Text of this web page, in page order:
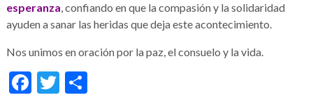
esperanza, confiando en que la compasión y la solidaridad
ayuden a sanar las heridas que deja este acontecimiento.
Nos unimos en oración por la paz, el consuelo y la vida.
Facebook
Twitter
Condividi